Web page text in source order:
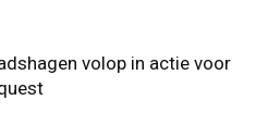
volop in actie voor